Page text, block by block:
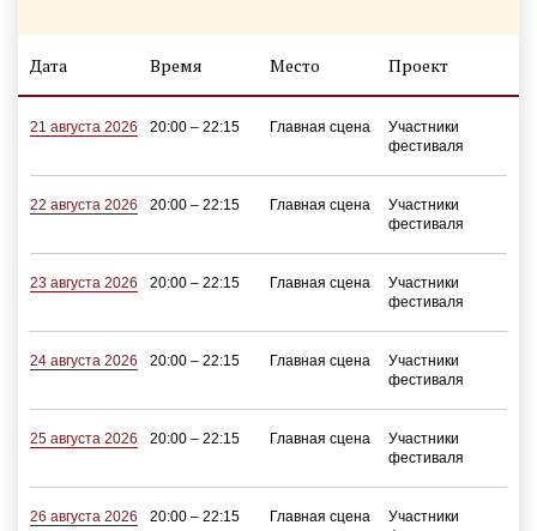
Дата Время Место Проект
21 августа 2026 20:00 – 22:15 Главная сцена
Участники
фестиваля
22 августа 2026 20:00 – 22:15 Главная сцена
Участники
фестиваля
23 августа 2026 20:00 – 22:15 Главная сцена
Участники
фестиваля
24 августа 2026 20:00 – 22:15 Главная сцена
Участники
фестиваля
25 августа 2026 20:00 – 22:15 Главная сцена
Участники
фестиваля
26 августа 2026 20:00 – 22:15 Главная сцена
Участники